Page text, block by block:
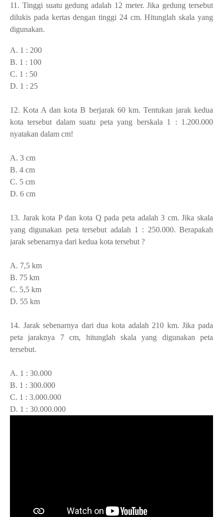
11. Tinggi suatu gedung adalah 12 meter. Jika gedung tersebut
dilukis pada kertas dengan tinggi 24 cm. Hitunglah skala yang
digunakan.
A. 1 : 200
B. 1 : 100
C. 1 : 50
D. 1 : 25
12. Kota A dan kota B berjarak 60 km. Tentukan jarak kedua
kota tersebut dalam suatu peta yang berskala 1 : 1.200.000
nyatakan dalam cm!
A. 3 cm
B. 4 cm
C. 5 cm
D. 6 cm
13. Jarak kota P dan kota Q pada peta adalah 3 cm. Jika skala
yang digunakan peta tersebut adalah 1 : 250.000. Berapakah
jarak sebenarnya dari kedua kota tersebut ?
A. 7,5 km
B. 75 km
C. 5,5 km
D. 55 km
14. Jarak sebenarnya dari dua kota adalah 210 km. Jika pada
peta jaraknya 7 cm, hitunglah skala yang digunakan peta
tersebut.
A. 1 : 30.000
B. 1 : 300.000
C. 1 : 3.000.000
D. 1 : 30.000.000